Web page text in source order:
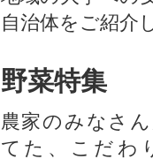
自治体をご紹介
野菜特集
農家のみなさ
てた、こだわ